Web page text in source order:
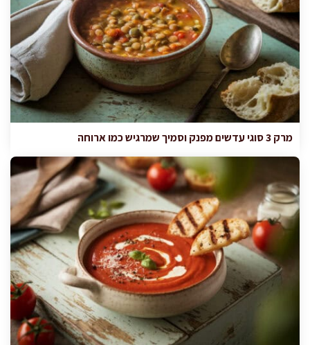
מרק 3 סוגי עדשים מפנק וסמיך שמרגיש כמו ארוחה